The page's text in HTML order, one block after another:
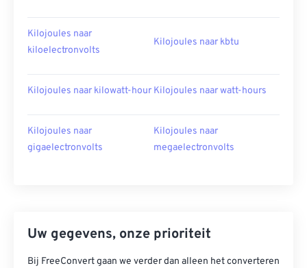
Kilojoules naar
kiloelectronvolts
Kilojoules naar kbtu
Kilojoules naar kilowatt-hour Kilojoules naar watt-hours
Kilojoules naar
gigaelectronvolts
Kilojoules naar
megaelectronvolts
Uw gegevens, onze prioriteit
Bij FreeConvert gaan we verder dan alleen het converteren